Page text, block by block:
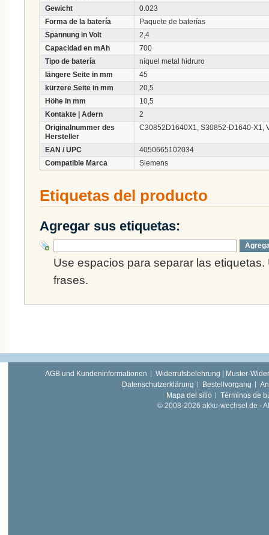
Gewicht
0.023
Forma de la batería
Paquete de baterías
Spannung in Volt
2,4
Capacidad en mAh
700
Tipo de batería
níquel metal hidruro
längere Seite in mm
45
kürzere Seite in mm
20,5
Höhe in mm
10,5
Kontakte | Adern
2
Originalnummer des
Hersteller
C30852D1640X1, S30852-D1640-X1,
EAN / UPC
4050665102034
Compatible Marca
Siemens
Etiquetas del producto
Agregar sus etiquetas:
Use espacios para separar las
frases.
AGB und Kundeninformationen
Widerrufsbelehrung | Muster-
Datenschutzerklärung
Bestellvorgang
Mapa del sitio
Términos de
© 2008-2026 akku-wechsel.de -